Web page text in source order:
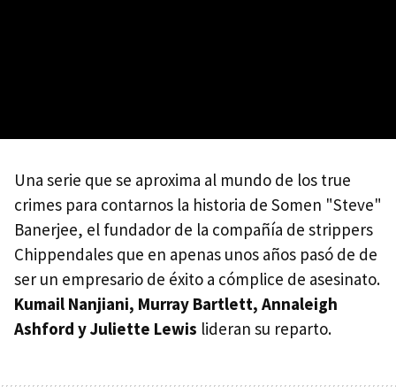
Una serie que se aproxima al mundo de los true
crimes para contarnos la historia de Somen "Steve"
Banerjee, el fundador de la compañía de strippers
Chippendales que en apenas unos años pasó de de
ser un empresario de éxito a cómplice de asesinato.
Kumail Nanjiani, Murray Bartlett, Annaleigh
Ashford y Juliette Lewis lideran su reparto.